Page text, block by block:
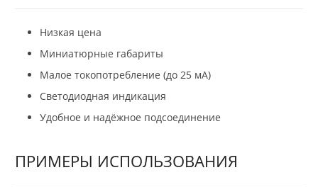
Низкая цена
Миниатюрные габариты
Малое токопотребление (до 25 мА)
Светодиодная индикация
Удобное и надёжное подсоединение
ПРИМЕРЫ ИСПОЛЬЗОВАНИЯ